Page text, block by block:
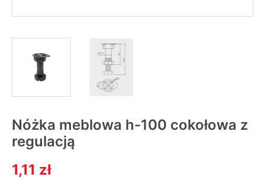
Nóżka meblowa h-100 cokołowa z
regulacją
1,11 zł